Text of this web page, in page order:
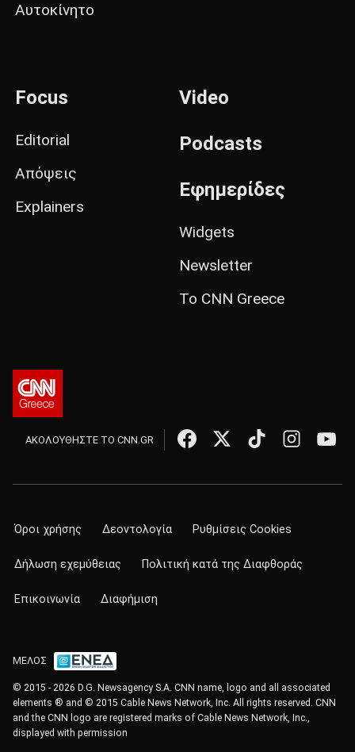
Αυτοκίνητο
Focus
Editorial
Απόψεις
Explainers
Video
Podcasts
Εφημερίδες
Widgets
Newsletter
Το CNN Greece
ΑΚΟΛΟΥΘΗΣΤΕ ΤΟ CNN.GR
Όροι χρήσης Δεοντολογία Ρυθμίσεις Cookies
Δήλωση εχεμύθειας Πολιτική κατά της Διαφθοράς
Επικοινωνία Διαφήμιση
ΜΕΛΟΣ
© 2015 - 2026 D.G. Newsagency S.A. CNN name, logo and all associated
elements ® and © 2015 Cable News Network, Inc. All rights reserved. CNN
and the CNN logo are registered marks of Cable News Network, Inc.,
displayed with permission